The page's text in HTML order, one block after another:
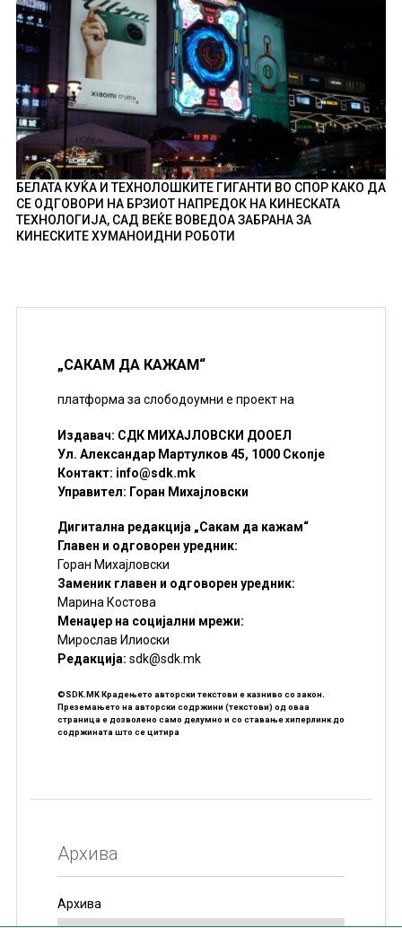
БЕЛАТА КУЌА И ТЕХНОЛОШКИТЕ ГИГАНТИ ВО СПОР КАКО ДА
СЕ ОДГОВОРИ НА БРЗИОТ НАПРЕДОК НА КИНЕСКАТА
ТЕХНОЛОГИЈА, САД ВЕЌЕ ВОВЕДОА ЗАБРАНА ЗА
КИНЕСКИТЕ ХУМАНОИДНИ РОБОТИ
„САКАМ ДА КАЖАМ“
платформа за слободоумни е проект на
Издавач: СДК МИХАЈЛОВСКИ ДООЕЛ
Ул. Александар Мартулков 45, 1000 Скопје
Контакт: info@sdk.mk
Управител: Горан Михајловски
Дигитална редакција „Сакам да кажам“
Главен и одговорен уредник:
Горан Михајловски
Заменик главен и одговорен уредник:
Марина Костова
Менаџер на социјални мрежи:
Мирослав Илиоски
Редакцијa: sdk@sdk.mk
©SDK.MK Крадењето авторски текстови е казниво со закон.
Преземањето на авторски содржини (текстови) од оваа
страница е дозволено само делумно и со ставање хиперлинк до
содржината што се цитира
Архива
Архива